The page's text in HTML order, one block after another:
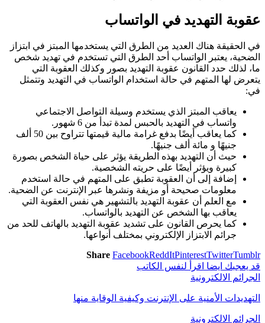
عقوبة التهديد في الواتساب
في الحقيقة هناك العديد من الطرق التي يستخدمها المبتز في ابتزاز
الضحية، يعتبر الواتساب أحد الطرق التي تستخدم في تهديد شخص
ما، لذلك حدد القانون عقوبة التهديد بصور وكذلك العقوبة التي
يتعرض لها المتهم في حالة استخدام الواتساب في التهديد وتتمثل
في:
يعاقب المبتز الذي يستخدم وسيلة التواصل الاجتماعي
واتساب في التهديد بالحبس لمدة تبدأ من 6 شهور.
كما يعاقب أيضًا بدفع غرامة مالية قيمتها تتراوح بين 50 ألف
جنيهًا و مائة ألف جنيهًا.
حيث أن التهديد بهذه الطريقة يؤثر على حياة الشخص بصورة
كبيرة ويؤثر أيضًا على حريته الشخصية.
إضافة إلى أن العقوبة تطبق على المتهم في حالة استخدم
معلومات صحيحة أو مزيفة ونشرها عبر الإنترنت عن الضحية.
مع العلم أن عقوبة التهديد بالتشهير هي نفس العقوبة التي
يعاقب بها الشخص عن التهديد بالواتساب.
كما يحرص القانون على تشديد عقوبة التهديد بالهاتف للحد من
جرائم الابتزاز الإلكتروني بمختلف أنواعها.
Share FacebookReddItPinterestTwitterTumblr
قد يعجبك ايضا اقرأ لنفس الكاتب
الجرائم الالكترونية
التهديدات الأمنية على الإنترنت وكيفية الوقاية منها
الجرائم الالكترونية